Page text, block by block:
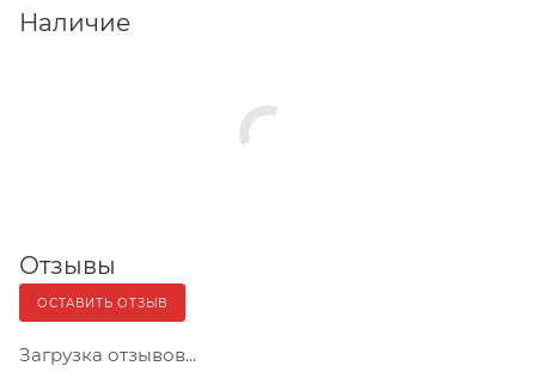
Наличие
Отзывы
ОСТАВИТЬ ОТЗЫВ
Загрузка отзывов...